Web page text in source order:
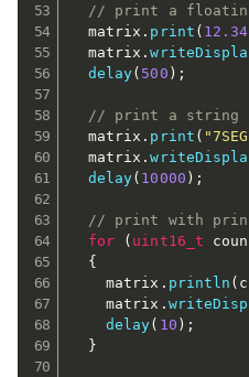
// print a
  matrix
. print ( 12.34
  matrix
.
delay( 500 ) ;
// print a string
  matrix
. print (
  matrix
.
delay( 10000 ) ;
// print with
for
( uint16_t
{
    matrix
. println (
    matrix
.
delay( 10 ) ;
}